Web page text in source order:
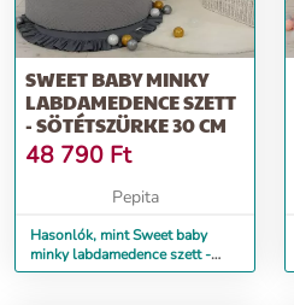
SWEET BABY MINKY
LABDAMEDENCE SZETT
- SÖTÉTSZÜRKE 30 CM
48 790 Ft
Pepita
Hasonlók, mint Sweet baby
minky labdamedence szett -
Sötétszürke 30 cm